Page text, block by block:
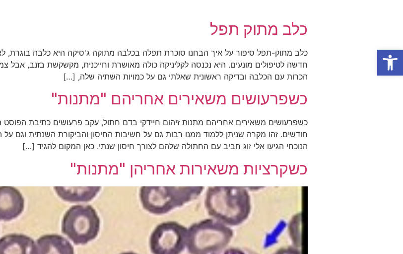
פתח סרגל נגישות
כלב מתוק תפל
כלב מתוק-תפל סיפור על איך הבחנו סוכרת תפלה בכלבה מתוקה ג'סיקה היא כלבה בוגרת,
חדשה לטיפולים מונעים. היא נכנסה לקליניקה כולה מאושרת וחייכנית, מקשקשת בזנב,
הכרות עם הכלבה ובדיקה ראשונית שאלתי גם על כמויות השתיה שלה, […]
כשפרעושים משאירים אחריהם "מתנות"
כשפרעושים משאירים אחריהם מתנות זיהום חיידקי בדם חתול, עקב פרעושים כתיבת הפוסט
חודשים. זהו מקרה שניתן ללמוד ממנו רבות גם על חשיבות החיסון והביקורת השנתית וגם על
הנוכחי הגיעו אלי זוג חביב עם החתולה שלהם לצורך חיסון שנתי. כאן המקום להגיד […]
כשקרציות משאירות אחריהן "מתנות"